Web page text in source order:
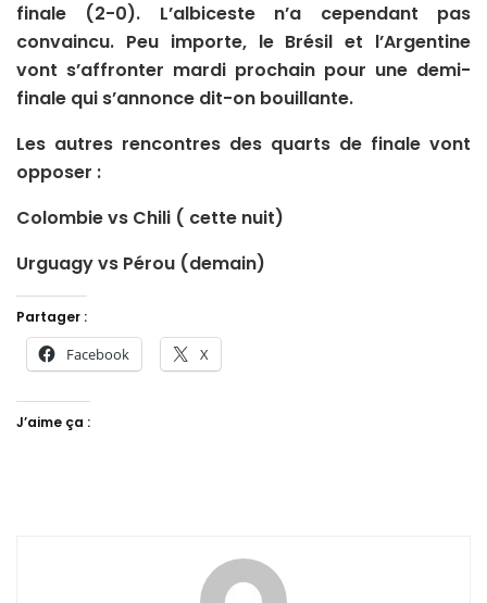
finale (2-0). L’albiceste n’a cependant pas
convaincu. Peu importe, le Brésil et l’Argentine
vont s’affronter mardi prochain pour une demi-
finale qui s’annonce dit-on bouillante.
Les autres rencontres des quarts de finale vont
opposer :
Colombie vs Chili ( cette nuit)
Urguagy vs Pérou (demain)
Partager :
Facebook X
J’aime ça :